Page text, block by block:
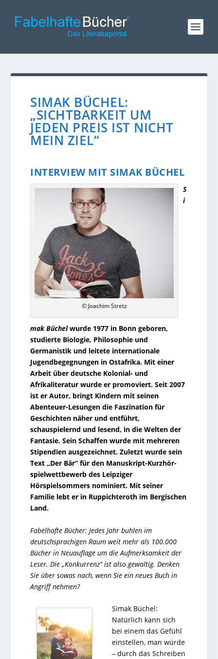
SIMAK BÜCHEL:
„SICHTBARKEIT UM
JEDEN PREIS IST NICHT
MEIN ZIEL“
INTERVIEW MIT SIMAK BÜCHEL
© Joachim Stretz
S
i
mak Büchelwurde 1977 in Bonn geboren,
studierte Biologie, Philosophie und
Germanistik und leitete internationale
Jugendbegegnungen in Ostafrika. Mit einer
Arbeit über deutsche Kolonial- und
Afrikaliteratur wurde er promoviert. Seit 2007
ist er Autor, bringt Kindern mit seinen
Abenteuer-Lesungen die Faszination für
Geschichten näher und entführt,
schauspielernd und lesend, in die Welten der
Fantasie. Sein Schaffen wurde mit mehreren
Stipendien ausgezeichnet. Zuletzt wurde sein
Text „Der Bär“ für den Manuskript-Kurzhör-
spielwettbewerb des Leipziger
Hörspielsommers nominiert. Mit seiner
Familie lebt er in Ruppichteroth im Bergischen
Land.
Fabelhafte Bücher: Jedes Jahr buhlen im
deutschsprachigen Raum weit mehr als 100.000
Bücher in Neuauflage um die Aufmerksamkeit der
Leser. Die „Konkurrenz“ ist also gewaltig. Denken
Sie über sowas nach, wenn Sie ein neues Buch in
Angriff nehmen?
Simak Büchel:
Natürlich kann sich
bei einem das Gefühl
einstellen, man würde
– durch das Schreiben